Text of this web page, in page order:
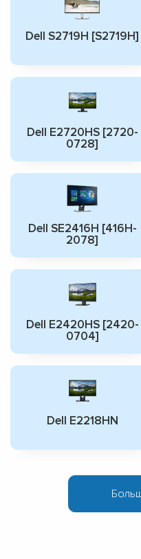
Dell S2719H [S2719H]
Dell E2720HS [2720-
0728]
Dell SE2416H [416H-
2078]
Dell E2420HS [2420-
0704]
Dell E2218HN